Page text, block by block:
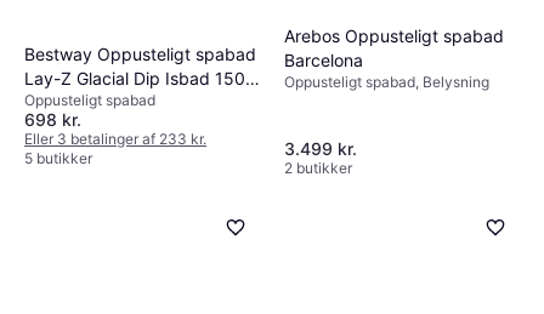
Bestway Oppusteligt spabad
Lay-Z Glacial Dip Isbad 150 x
90 x 65 cm
Oppusteligt spabad
698 kr.
Eller 3 betalinger af 233 kr.
5 butikker
Arebos Oppusteligt spabad
Barcelona
Oppusteligt spabad, Belysning
3.499 kr.
2 butikker